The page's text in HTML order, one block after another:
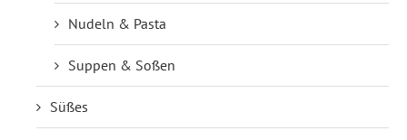
Nudeln & Pasta
Suppen & Soßen
Süßes